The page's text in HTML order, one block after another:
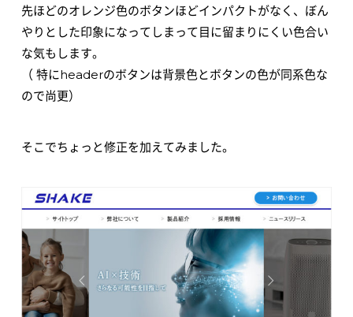
先ほどのオレンジ色のボタンほどインパクトがなく、ぼん
やりとした印象になってしまって目に留まりにくい色合い
な気もします。
（ 特にheaderのボタンは背景色とボタンの色が同系色な
ので尚更）
そこでちょっと修正を加えてみました。